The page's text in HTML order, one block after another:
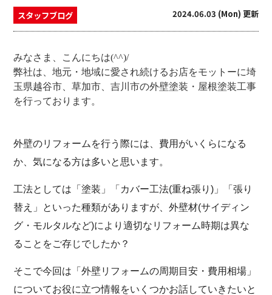
スタッフブログ 2024.06.03 (Mon) 更新
みなさま、こんにちは(^^)/
弊社は、地元・地域に愛され続けるお店をモットーに埼
玉県越谷市、草加市、吉川市の外壁塗装・屋根塗装工事
を行っております。
外壁のリフォームを行う際には、費用がいくらになる
か、気になる方は多いと思います。
工法としては「塗装」「カバー工法(重ね張り)」「張り
替え」といった種類がありますが、外壁材(サイディン
グ・モルタルなど)により適切なリフォーム時期は異な
ることをご存じでしたか？
そこで今回は「外壁リフォームの周期目安・費用相場」
についてお役に立つ情報をいくつかお話していきたいと